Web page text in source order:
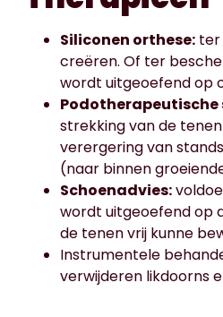
Siliconen orthese: ter
creëren. Of ter
wordt uitgeoefend op
Podotherapeutische
strekking van de
verergering van
(naar binnen
Schoenadvies:
wordt uitgeoefend op
de tenen vrij kunne
Instrumentele
verwijderen likdoorns